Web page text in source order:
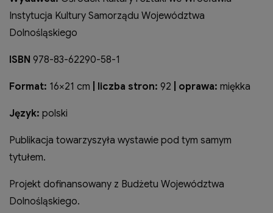
Instytucja Kultury Samorządu Województwa
Dolnośląskiego
ISBN 978-83-62290-58-1
Format: 16×21 cm | liczba stron: 92 | oprawa: miękka
Język: polski
Publikacja towarzyszyła wystawie pod tym samym
tytułem.
Projekt dofinansowany z Budżetu Województwa
Dolnośląskiego.